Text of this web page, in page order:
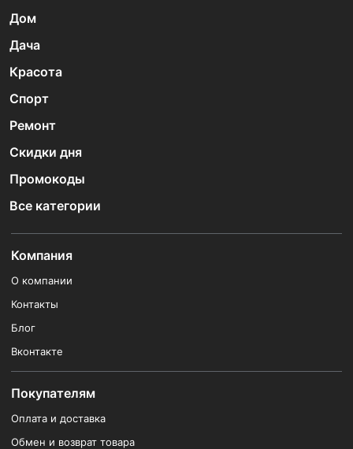
Дом
Дача
Красота
Спорт
Ремонт
Скидки дня
Промокоды
Все категории
Компания
О компании
Контакты
Блог
Вконтакте
Покупателям
Оплата и доставка
Обмен и возврат товара